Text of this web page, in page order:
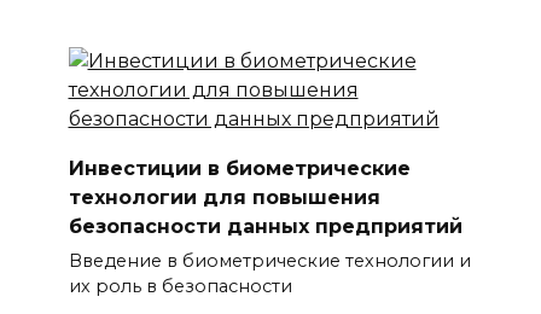
Инвестиции в биометрические
технологии для повышения
безопасности данных предприятий
Введение в биометрические технологии и
их роль в безопасности